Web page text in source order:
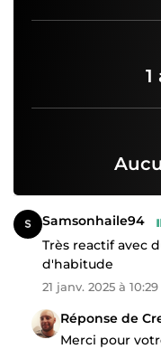
1
Samsonhaile94
Très reactif avec
d'habitude
21 janv. 2025 à 10:29
Réponse de
Merci pour